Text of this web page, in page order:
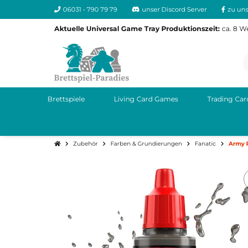
06031 - 790 79 79 unser Discord Server zu
Aktuelle Universal Game Tray Produktionszeit: ca. 8
Brettspiele Living Card Games Trading
Zubehör Farben & Grundierungen Fanatic Army